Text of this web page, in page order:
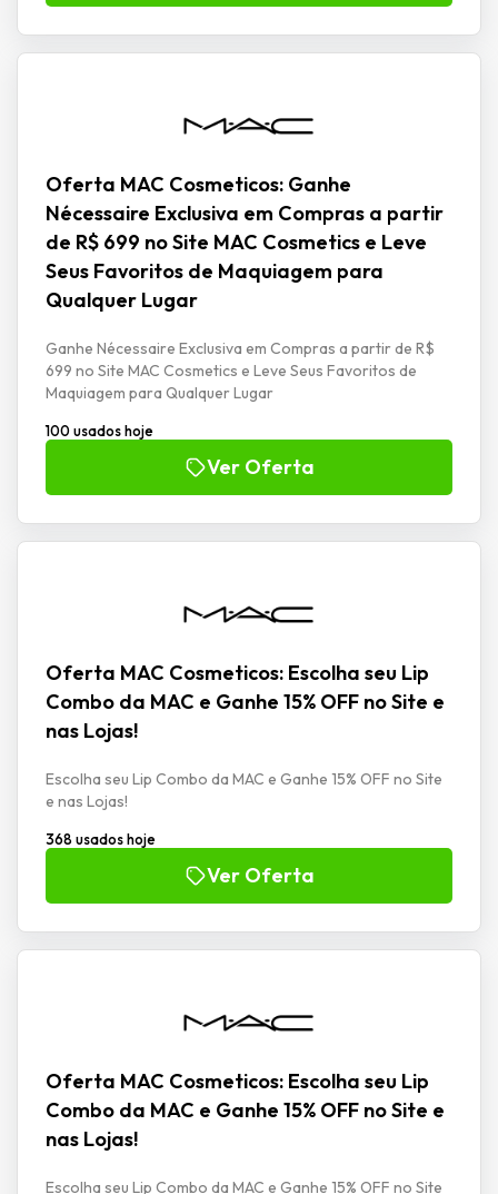
Oferta MAC Cosmeticos: Ganhe
Nécessaire Exclusiva em Compras a partir
de R$ 699 no Site MAC Cosmetics e Leve
Seus Favoritos de Maquiagem para
Qualquer Lugar
Ganhe Nécessaire Exclusiva em Compras a partir de R$
699 no Site MAC Cosmetics e Leve Seus Favoritos de
Maquiagem para Qualquer Lugar
100 usados hoje
Ver Oferta
Oferta MAC Cosmeticos: Escolha seu Lip
Combo da MAC e Ganhe 15% OFF no Site e
nas Lojas!
Escolha seu Lip Combo da MAC e Ganhe 15% OFF no Site
e nas Lojas!
368 usados hoje
Ver Oferta
Oferta MAC Cosmeticos: Escolha seu Lip
Combo da MAC e Ganhe 15% OFF no Site e
nas Lojas!
Escolha seu Lip Combo da MAC e Ganhe 15% OFF no Site